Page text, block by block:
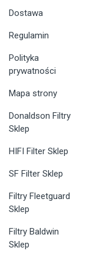
Dostawa
Regulamin
Polityka
prywatności
Mapa strony
Donaldson Filtry
Sklep
HIFI Filter Sklep
SF Filter Sklep
Filtry Fleetguard
Sklep
Filtry Baldwin
Sklep